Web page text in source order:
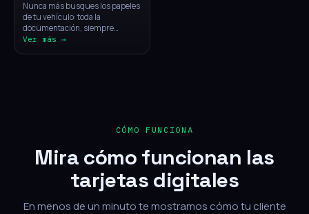
Nunca más busques los papeles
de tu vehículo: toda la
documentación, siempre
disponible con un solo toque.
Ver más →
CÓMO FUNCIONA
Mira cómo funcionan las
tarjetas digitales
En menos de un minuto te mostramos cómo tu cliente